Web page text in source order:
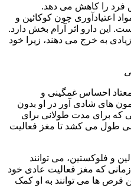
فرد را کاهش می دهد.
اعتیادآوری چون کوکائین و
این دارو اثر آرام بخش دارد.
به خرج می دهند، زیرا خود
احساس غمگینی و
های شادی آور در او بدون
که برای مدت طولانی برای
طول می کشد تا مغز فعالیت
و فلوکستین، می توانند
زمانی که مغز فعالیت عادی خود
قرص ها می توانند به او کمک